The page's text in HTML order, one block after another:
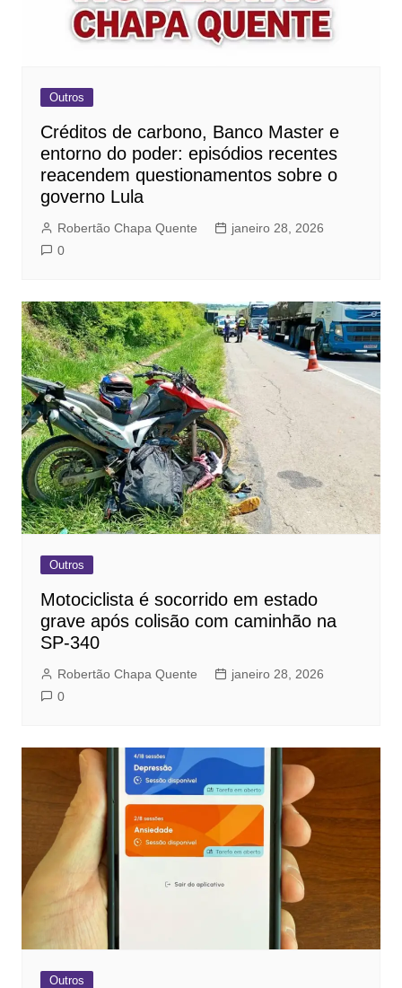
Outros
Créditos de carbono, Banco Master e
entorno do poder: episódios recentes
reacendem questionamentos sobre o
governo Lula
Robertão Chapa Quente
janeiro 28, 2026
0
Outros
Motociclista é socorrido em estado
grave após colisão com caminhão na
SP-340
Robertão Chapa Quente
janeiro 28, 2026
0
Outros